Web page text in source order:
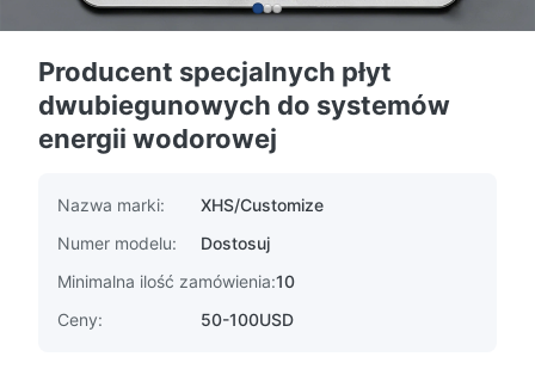
Producent specjalnych płyt
dwubiegunowych do systemów
energii wodorowej
Nazwa marki:
XHS/Customize
Numer modelu:
Dostosuj
Minimalna ilość zamówienia:10
Ceny:
50-100USD